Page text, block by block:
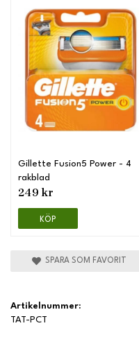
Gillette Fusion5 Power - 4
rakblad
249 kr
KÖP
SPARA SOM FAVORIT
Artikelnummer:
TAT-PCT